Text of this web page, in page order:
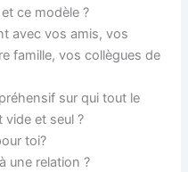
ce modèle ?
avec vos amis, vos
famille, vos collègues de
sur qui tout le
vide et seul ?
toi?
une relation ?